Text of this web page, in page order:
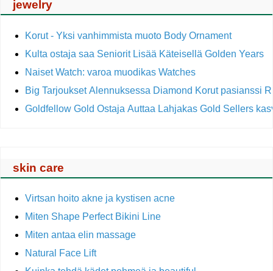
jewelry
Korut - Yksi vanhimmista muoto Body Ornament
Kulta ostaja saa Seniorit Lisää Käteisellä Golden Years
Naiset Watch: varoa muodikas Watches
Big Tarjoukset Alennuksessa Diamond Korut pasianssi
Goldfellow Gold Ostaja Auttaa Lahjakas Gold Sellers
skin care
Virtsan hoito akne ja kystisen acne
Miten Shape Perfect Bikini Line
Miten antaa elin massage
Natural Face Lift